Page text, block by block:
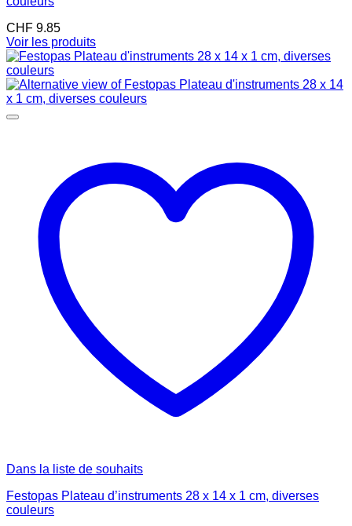
CHF 9.85
Voir les produits
Dans la liste de souhaits
Festopas Plateau d’instruments 28 x 14 x 1 cm, diverses
couleurs